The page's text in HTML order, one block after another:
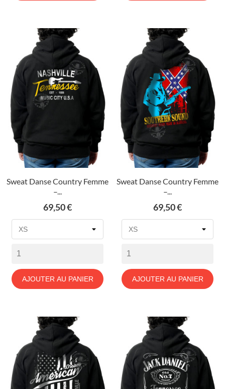
Sweat Danse Country Femme
–...
Prix
69,50 €
AJOUTER AU PANIER
Sweat Danse Country Femme
–...
Prix
69,50 €
AJOUTER AU PANIER